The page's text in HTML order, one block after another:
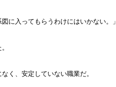
に入ってもらうわけにはいかない。」
く、安定していない職業だ。